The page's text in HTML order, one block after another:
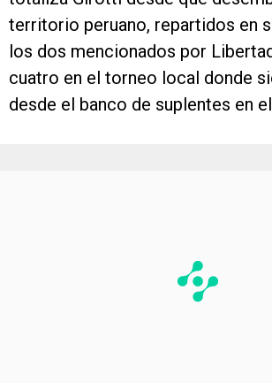
territorio peruano, repartidos en
los dos mencionados por
cuatro en el torneo local donde
desde el banco de suplentes en